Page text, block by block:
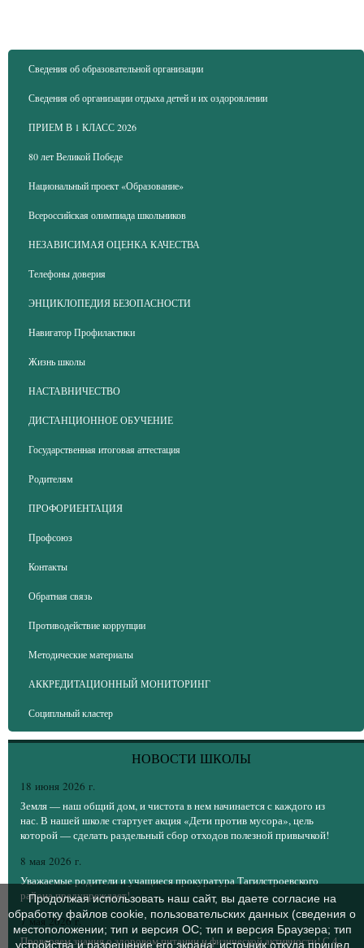
Сведения об образовательной организации
Сведения об организации отдыха детей и их оздоровлении
ПРИЕМ В 1 КЛАСС 2026
80 лет Великой Победе
Национальный проект «Образование»
Всероссийская олимпиада школьников
НЕЗАВИСИМАЯ ОЦЕНКА КАЧЕСТВА
Телефоны доверия
ЭНЦИКЛОПЕДИЯ БЕЗОПАСНОСТИ
Навигатор Профилактики
Жизнь школы
НАСТАВНИЧЕСТВО
ДИСТАНЦИОННОЕ ОБУЧЕНИЕ
Государственная итоговая аттестация
Родителям
ПРОФОРИЕНТАЦИЯ
Профсоюз
Контакты
Обратная связь
Противодействие коррупции
Методические материалы
АККРЕДИТАЦИОННЫЙ МОНИТОРИНГ
Соципльный кластер
НОВОСТИ ШКОЛЫ
18 июня 2026 г.
Земля — наш общий дом, и чистота в нем начинается с каждого из
нас. В нашей школе стартует акция «Дети против мусора», цель
которой — сделать раздельный сбор отходов полезной привычкой!
8 мая 2026 г.
Уважаемые родители и учащиеся прокуратура Тагилстроевского
района предупреждает!
7 мая 2026 г.
Проверяем знания о здоровом питании и физической активности! С 4
Продолжая использовать наш сайт, вы даете согласие на
обработку файлов cookie, пользовательских данных (сведения о
местоположении; тип и версия ОС; тип и версия Браузера; тип
устройства и разрешение его экрана; источник откуда пришел